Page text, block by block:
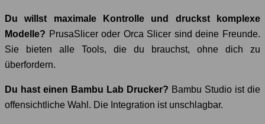
Du willst maximale Kontrolle und druckst komplexe
Modelle? PrusaSlicer oder Orca Slicer sind deine Freunde.
Sie bieten alle Tools, die du brauchst, ohne dich zu
überfordern.
Du hast einen Bambu Lab Drucker? Bambu Studio ist die
offensichtliche Wahl. Die Integration ist unschlagbar.